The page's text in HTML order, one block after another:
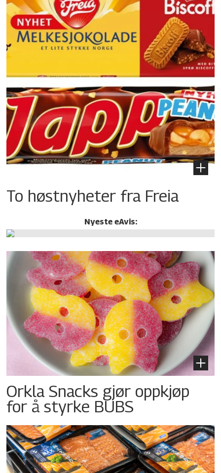
To høstnyheter fra Freia
Nyeste eAvis:
Orkla Snacks gjør oppkjøp
for å styrke BUBS